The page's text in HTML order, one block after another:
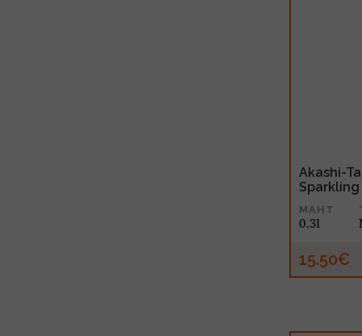
Akashi-
Sparkling
MAHT
0.3l
15.50€